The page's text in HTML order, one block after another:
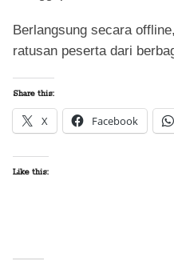
Berlangsung secara
ratusan peserta dari
Share this:
X Facebook
Like this: